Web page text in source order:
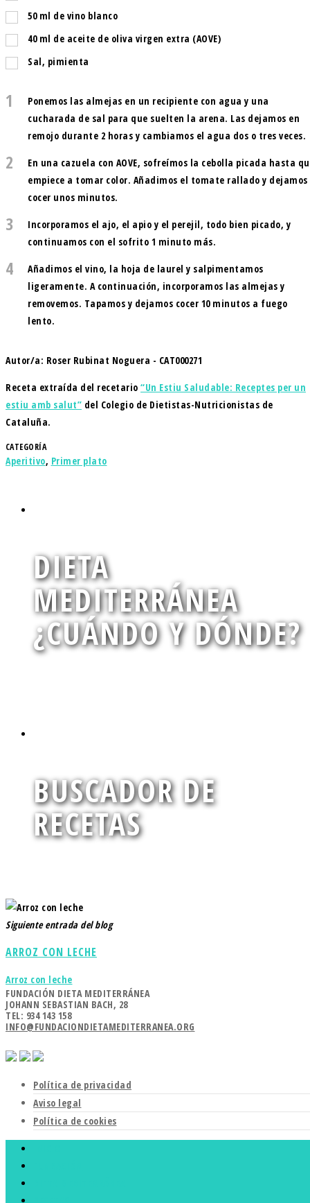
50 ml de vino blanco
40 ml de aceite de oliva virgen extra (AOVE)
Sal, pimienta
1
Ponemos las almejas en un recipiente con agua y una
cucharada de sal para que suelten la arena. Las dejamos en
remojo durante 2 horas y cambiamos el agua dos o tres veces.
2
En una cazuela con AOVE, sofreímos la cebolla picada hasta
empiece a tomar color. Añadimos el tomate rallado y dejamos
cocer unos minutos.
3
Incorporamos el ajo, el apio y el perejil, todo bien picado, y
continuamos con el sofrito 1 minuto más.
4
Añadimos el vino, la hoja de laurel y salpimentamos
ligeramente. A continuación, incorporamos las almejas y
removemos. Tapamos y dejamos cocer 10 minutos a fuego
lento.
Autor/a: Roser Rubinat Noguera - CAT000271
Receta extraída del recetario “Un Estiu Saludable: Receptes per un
estiu amb salut” del Colegio de Dietistas-Nutricionistas de
Cataluña.
CATEGORÍA
Aperitivo, Primer plato
DIETA
MEDITERRÁNEA
¿CUÁNDO Y DÓNDE?
BUSCADOR DE
RECETAS
Siguiente entrada del blog
ARROZ CON LECHE
Arroz con leche
FUNDACIÓN DIETA MEDITERRÁNEA
JOHANN SEBASTIAN BACH, 28
TEL: 934 143 158
INFO@FUNDACIONDIETAMEDITERRANEA.ORG
Política de privacidad
Aviso legal
Política de cookies